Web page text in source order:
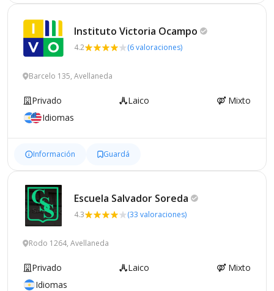
Instituto Victoria Ocampo
4.2 (6 valoraciones)
Barcelo 135, Avellaneda
Privado Laico
Mixto
Idiomas
Información Guardá
Escuela Salvador Soreda
4.3 (33 valoraciones)
Rodo 1264, Avellaneda
Privado Laico
Mixto
Idiomas